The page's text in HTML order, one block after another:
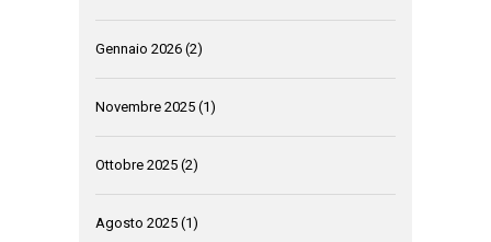
Gennaio 2026 (2)
Novembre 2025 (1)
Ottobre 2025 (2)
Agosto 2025 (1)